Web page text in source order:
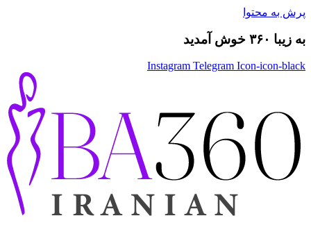
پرش به محتوا
به زیبا ۳۶۰ خوش آمدید
Instagram Telegram Icon-icon-black